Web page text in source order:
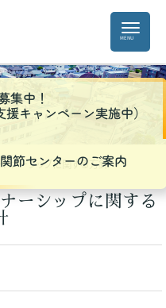
ナーシップに関する方針
ーシップに関する
集中！
援キャンペーン実施中）
節センターのご案内